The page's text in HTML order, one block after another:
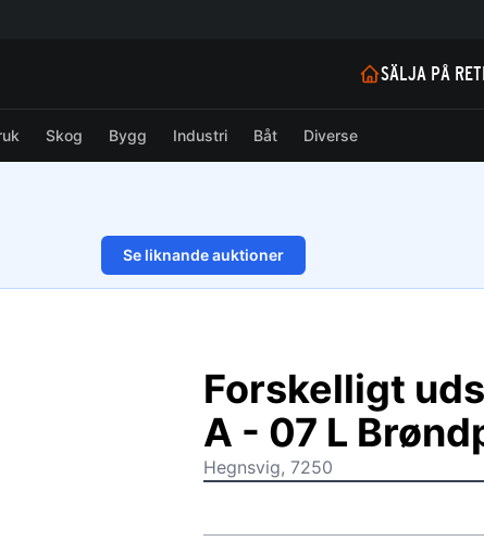
SÄLJA PÅ
Skog Bygg Industri Båt Diverse
Se liknande auktioner
1/6
Forskelligt
A - 07 L
Hegnsvig, 7250